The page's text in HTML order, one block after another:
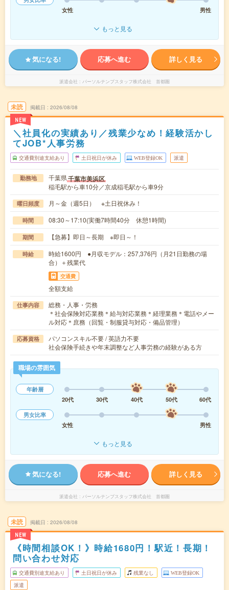
女性
男性
もっと見る
気になる! 応募へ進む 詳しく見る
派遣会社 パーソルテンプスタッフ株式会社 首都圏
未読
NEW
掲載日 2026/08/08
＼社員化の実績あり／残業少なめ！経験活かし
てJOB*人事労務
交通費別途支給あり 土日祝日が休み WEB登録OK 派遣
勤務地 千葉県千葉市美浜区
稲毛駅から車10分／京成稲毛駅から車9分
曜日頻度 月～金（週5日） ※土日祝休み！
時間 08:30～17:10(実働7時間40分 休憩1時間)
期間 【急募】即日～長期 ※即日～！
時給
時給1600円 ●月収モデル：257,376円（月21日勤務の場
合）＋残業代
交通費
全額支給
仕事内容
総務・人事・労務
＊社会保険対応業務＊給与対応業務＊経理業務＊電話やメー
ル対応＊庶務（回覧・制服貸与対応・備品管理）
応募資格
パソコンスキル不要 / 英語力不要
社会保険手続きや年末調整など人事労務の経験がある方
職場の雰囲気
年齢層
20代
30代 40代 50代
60代
男女比率
女性
男性
もっと見る
気になる! 応募へ進む 詳しく見る
派遣会社 パーソルテンプスタッフ株式会社 首都圏
未読
NEW
掲載日 2026/08/08
《時間相談OK！》時給1680円！駅近！長期！
問い合わせ対応
交通費別途支給あり 土日祝日が休み 残業なし WEB登録OK
派遣